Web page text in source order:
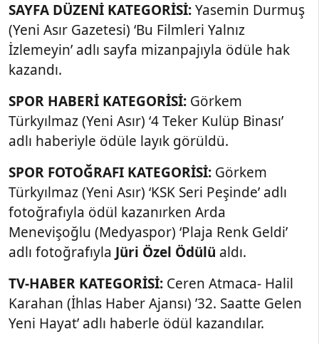
SAYFA DÜZENİ KATEGORİSİ:Yasemin Durmuş
(Yeni Asır Gazetesi) ‘Bu Filmleri Yalnız
İzlemeyin’ adlı sayfa mizanpajıyla ödüle hak
kazandı.
SPOR HABERİ KATEGORİSİ: Görkem
Türkyılmaz (Yeni Asır) ‘4 Teker Kulüp Binası’
adlı haberiyle ödüle layık görüldü.
SPOR FOTOĞRAFI KATEGORİSİ: Görkem
Türkyılmaz (Yeni Asır) ‘KSK Seri Peşinde’ adlı
fotoğrafıyla ödül kazanırken Arda
Menevişoğlu (Medyaspor) ‘Plaja Renk Geldi’
adlı fotoğrafıyla Jüri Özel Ödülü aldı.
TV-HABER KATEGORİSİ: Ceren Atmaca- Halil
Karahan (İhlas Haber Ajansı) ’32. Saatte Gelen
Yeni Hayat’ adlı haberle ödül kazandılar.